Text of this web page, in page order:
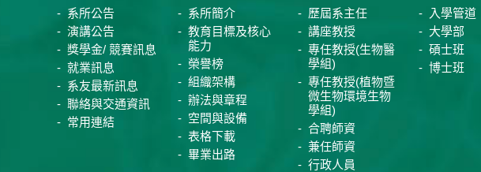
系所公告
演講公告
獎學金/ 競賽訊息
就業訊息
系友最新訊息
聯絡與交通資訊
常用連結
系所簡介
教育目標及核心
能力
榮譽榜
組織架構
辦法與章程
空間與設備
表格下載
畢業出路
歷屆系主任
講座教授
專任教授(生物醫
學組)
專任教授(植物暨
微生物環境生物
學組)
合聘師資
兼任師資
行政人員
入學管道
大學部
碩士班
博士班